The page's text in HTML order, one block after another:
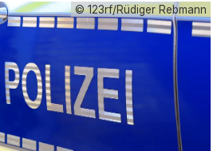
© 123rf/Rüdiger Rebmann